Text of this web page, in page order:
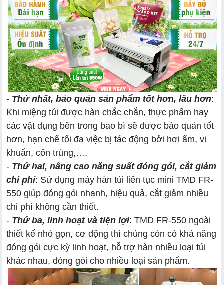
- Thứ nhất, bảo quản sản phẩm tốt hơn, lâu hơn:
Khi miệng túi được hàn chắc chắn, thực phẩm hay
các vật dụng bên trong bao bì sẽ được bảo quản tốt
hơn, hạn chế tối đa việc bị tác động bởi hơi ẩm, vi
khuẩn, côn trùng,….
- Thứ hai, nâng cao năng suất đóng gói, cắt giảm
chi phí: Sử dụng máy hàn túi liên tục mini TMD FR-
550 giúp đóng gói nhanh, hiệu quả, cắt giảm nhiều
chi phí không cần thiết.
- Thứ ba, linh hoạt và tiện lợi: TMD FR-550 ngoài
thiết kế nhỏ gọn, cơ động thì chúng còn có khả năng
đóng gói cực kỳ linh hoạt, hỗ trợ hàn nhiều loại túi
khác nhau, đóng gói cho nhiều loại sản phẩm.